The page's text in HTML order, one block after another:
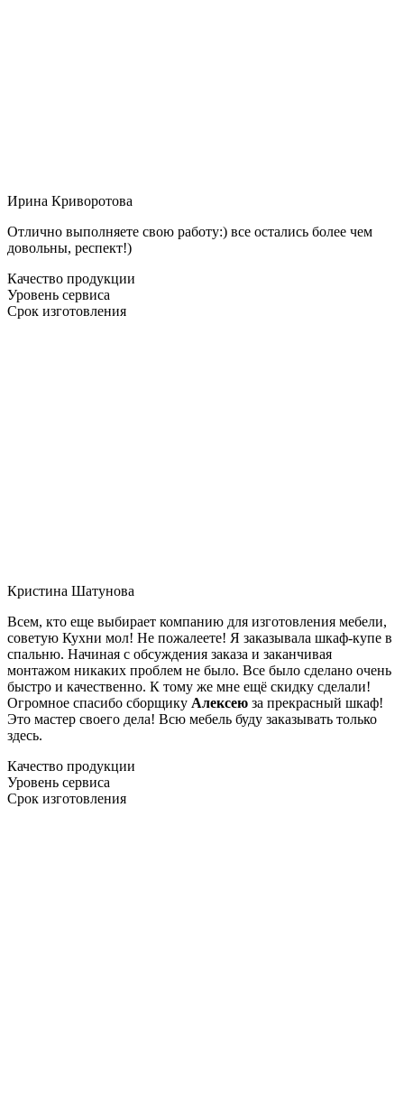
Ирина Криворотова
Отлично выполняете свою работу:) все остались более чем
довольны, респект!)
Качество продукции
Уровень сервиса
Срок изготовления
Кристина Шатунова
Всем, кто еще выбирает компанию для изготовления мебели,
советую Кухни мол! Не пожалеете! Я заказывала шкаф-купе в
спальню. Начиная с обсуждения заказа и заканчивая
монтажом никаких проблем не было. Все было сделано очень
быстро и качественно. К тому же мне ещё скидку сделали!
Огромное спасибо сборщику Алексею за прекрасный шкаф!
Это мастер своего дела! Всю мебель буду заказывать только
здесь.
Качество продукции
Уровень сервиса
Срок изготовления